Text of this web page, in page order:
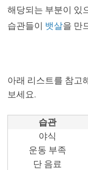
해당되는 부분이 있
습관들이 뱃살을 만
아래 리스트를 참고
보세요.
습관
야식
운동 부족
단 음료